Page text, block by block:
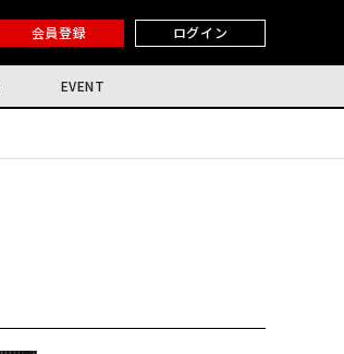
会員登録 ログイン
EVENT